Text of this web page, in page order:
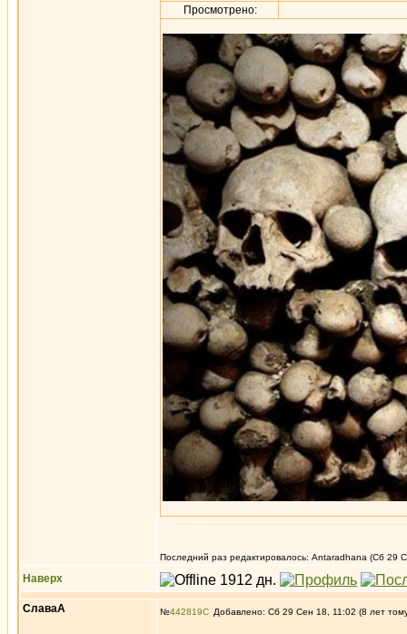
Просмотрено:
Последний раз редактировалось: Antaradhana (Сб 29
Наверх
СлаваА №442819 Добавлено: Сб 29 Сен 18, 11:02 (8 лет